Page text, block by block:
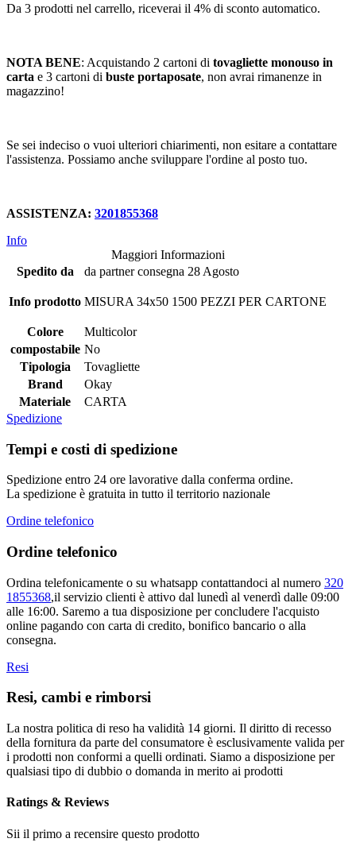
Da 3 prodotti nel carrello, riceverai il 4% di sconto automatico.
NOTA BENE: Acquistando 2 cartoni di tovagliette monouso in
carta e 3 cartoni di buste portaposate, non avrai rimanenze in
magazzino!
Se sei indeciso o vuoi ulteriori chiarimenti, non esitare a contattare
l'assistenza. Possiamo anche sviluppare l'ordine al posto tuo.
ASSISTENZA: 3201855368
Info
Maggiori Informazioni
Spedito da
da partner consegna 28 Agosto
Info prodotto MISURA 34x50 1500 PEZZI PER CARTONE
Colore
Multicolor
compostabile No
Tipologia
Tovagliette
Brand
Okay
Materiale
CARTA
Spedizione
Tempi e costi di spedizione
Spedizione entro 24 ore lavorative dalla conferma ordine.
La spedizione è gratuita in tutto il territorio nazionale
Ordine telefonico
Ordine telefonico
Ordina telefonicamente o su whatsapp contattandoci al numero 320
1855368,il servizio clienti è attivo dal lunedì al venerdì dalle 09:00
alle 16:00. Saremo a tua disposizione per concludere l'acquisto
online pagando con carta di credito, bonifico bancario o alla
consegna.
Resi
Resi, cambi e rimborsi
La nostra politica di reso ha validità 14 giorni. Il diritto di recesso
della fornitura da parte del consumatore è esclusivamente valida per
i prodotti non conformi a quelli ordinati. Siamo a disposizione per
qualsiasi tipo di dubbio o domanda in merito ai prodotti
Ratings & Reviews
Sii il primo a recensire questo prodotto